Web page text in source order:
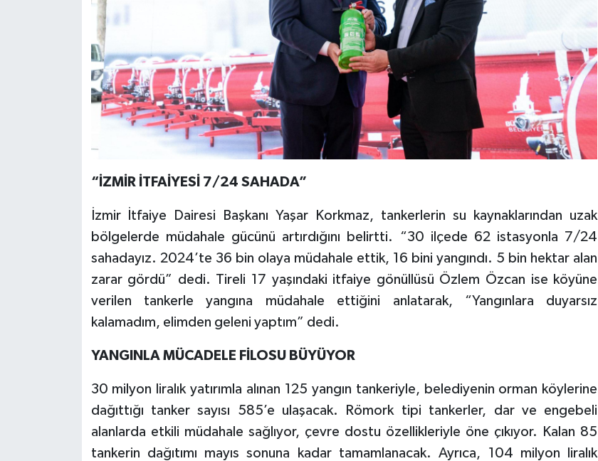
“İZMİR İTFAİYESİ 7/24 SAHADA”
İzmir İtfaiye Dairesi Başkanı Yaşar Korkmaz, tankerlerin su kaynaklarından uzak
bölgelerde müdahale gücünü artırdığını belirtti. “30 ilçede 62 istasyonla 7/24
sahadayız. 2024’te 36 bin olaya müdahale ettik, 16 bini yangındı. 5 bin hektar alan
zarar gördü” dedi. Tireli 17 yaşındaki itfaiye gönüllüsü Özlem Özcan ise köyüne
verilen tankerle yangına müdahale ettiğini anlatarak, “Yangınlara duyarsız
kalamadım, elimden geleni yaptım” dedi.
YANGINLA MÜCADELE FİLOSU BÜYÜYOR
30 milyon liralık yatırımla alınan 125 yangın tankeriyle, belediyenin orman köylerine
dağıttığı tanker sayısı 585’e ulaşacak. Römork tipi tankerler, dar ve engebeli
alanlarda etkili müdahale sağlıyor, çevre dostu özellikleriyle öne çıkıyor. Kalan 85
tankerin dağıtımı mayıs sonuna kadar tamamlanacak. Ayrıca, 104 milyon liralık